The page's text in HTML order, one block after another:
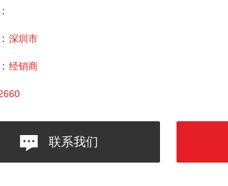
深圳市
经销商
联系我们